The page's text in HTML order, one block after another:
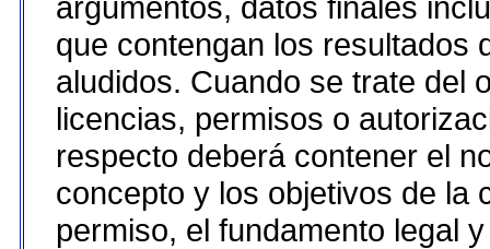
que contengan los resultados
aludidos. Cuando se trate del
licencias, permisos o
respecto deberá contener el
concepto y los objetivos de la
permiso, el fundamento legal